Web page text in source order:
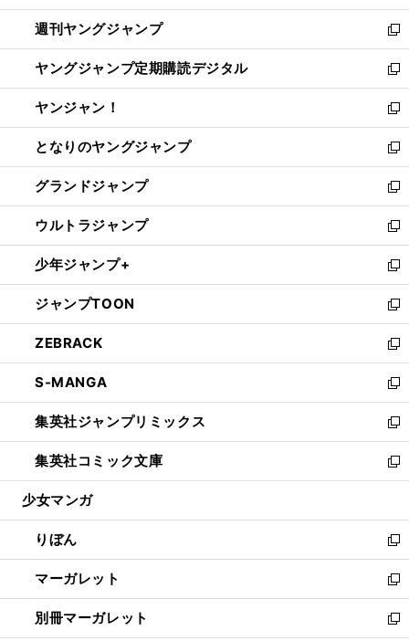
開
く
ウ
で
開
く
ン
ド
ウ
で
開
く
ウ
ィ
ン
ド
ウ
で
開
く
週刊ヤングジャンプ
新
し
い
ウ
ィ
ン
ド
ウ
で
開
く
ヤングジャンプ定期購読デジタル
新
し
い
ウ
ィ
ン
ド
ウ
で
開
く
ヤンジャン！
新
し
い
ウ
ィ
ン
ド
ウ
で
開
く
となりのヤングジャンプ
新
し
い
ウ
ィ
ン
ド
ウ
で
開
く
グランドジャンプ
新
し
い
ウ
ィ
ン
ド
ウ
で
開
く
ウルトラジャンプ
新
し
い
ウ
ィ
ン
ド
ウ
で
開
く
少年ジャンプ+
新
し
い
ウ
ィ
ン
ド
ウ
で
開
く
ジャンプTOON
新
し
い
ウ
ィ
ン
ド
ウ
で
開
ZEBRACK
新
し
い
ウ
ィ
ン
ド
ウ
開
く
S-MANGA
新
し
い
ウ
ィ
ン
ウ
で
開
く
集英社ジャンプリミックス
新
し
い
ウ
ン
ド
ウ
で
開
く
集英社コミック文庫
新
し
ウ
ィ
ン
ド
ウ
で
開
少女マンガ
りぼん
新
し
い
ウ
ィ
マーガレット
新
し
い
別冊マーガレット
新